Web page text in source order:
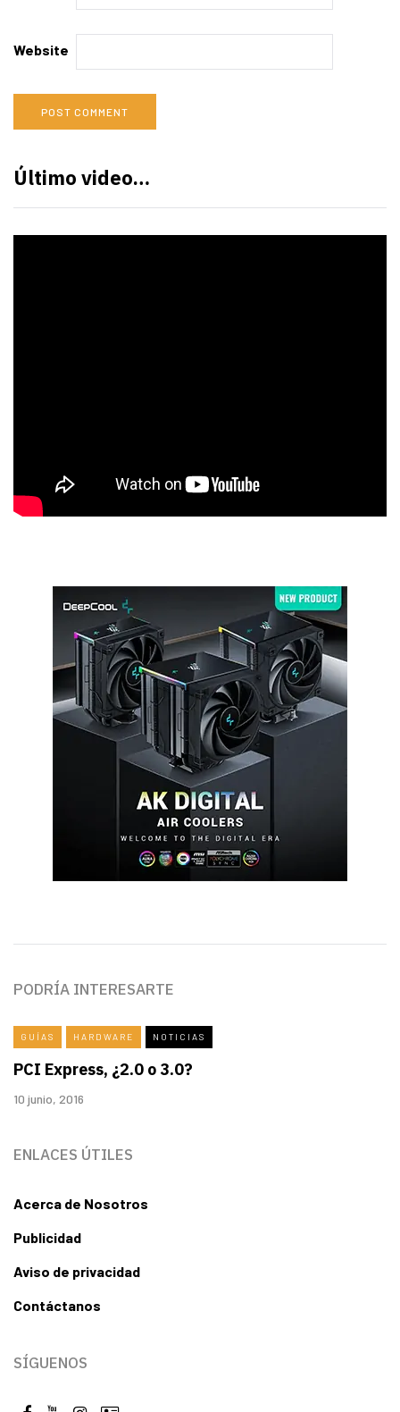
Website
Último video…
PODRÍA INTERESARTE
GUÍAS HARDWARE NOTICIAS
PCI Express, ¿2.0 o 3.0?
10 junio, 2016
ENLACES ÚTILES
Acerca de Nosotros
Publicidad
Aviso de privacidad
Contáctanos
SÍGUENOS